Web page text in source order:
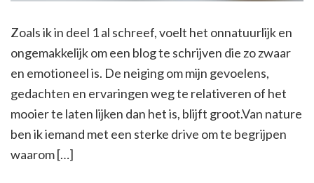
Zoals ik in deel 1 al schreef, voelt het onnatuurlijk en
ongemakkelijk om een blog te schrijven die zo zwaar
en emotioneel is. De neiging om mijn gevoelens,
gedachten en ervaringen weg te relativeren of het
mooier te laten lijken dan het is, blijft groot.Van nature
ben ik iemand met een sterke drive om te begrijpen
waarom […]